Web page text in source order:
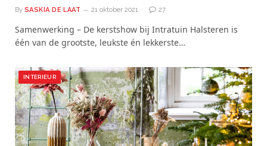
By SASKIA DE LAAT 21 oktober 2021 27
Samenwerking – De kerstshow bij Intratuin Halsteren is
één van de grootste, leukste én lekkerste…
INTERIEUR